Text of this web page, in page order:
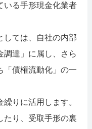
いる手形現金化業者
しては、自社の内部
調達」に属し、さら
「債権流動化」の一
りに活用します。
たり、受取手形の裏